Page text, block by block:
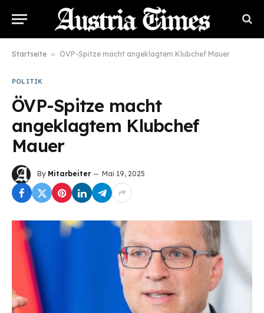
Startseite » ÖVP-Spitze macht angeklagtem Klubchef Mauer
POLITIK
ÖVP-Spitze macht
angeklagtem Klubchef
Mauer
By Mitarbeiter Mai 19, 2025